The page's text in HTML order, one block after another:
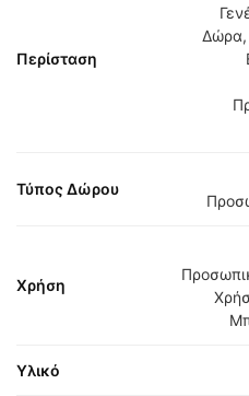
Περίσταση
Δώρα,
Τύπος Δώρου
Χρήση
Υλικό